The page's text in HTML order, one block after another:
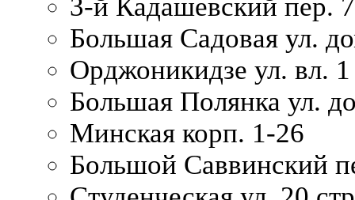
3-й Кадашевский пер.
Большая Садовая ул.
Орджоникидзе ул. вл. 1
Большая Полянка ул.
Минская корп. 1-26
Большой Саввинский